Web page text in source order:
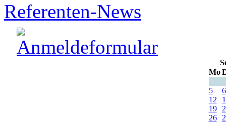
Referenten-News
Mo
5
6
12
19
26